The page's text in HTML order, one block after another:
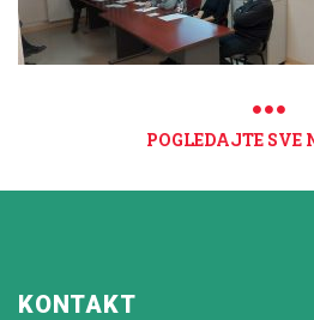
POGLEDAJTE SVE
KONTAKT